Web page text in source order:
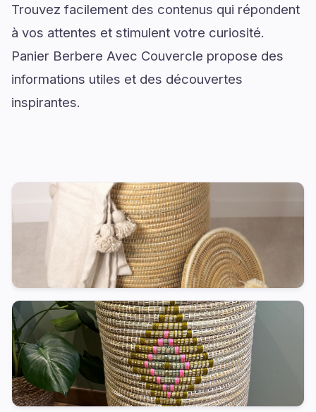
Trouvez facilement des contenus qui répondent
à vos attentes et stimulent votre curiosité.
Panier Berbere Avec Couvercle propose des
informations utiles et des découvertes
inspirantes.